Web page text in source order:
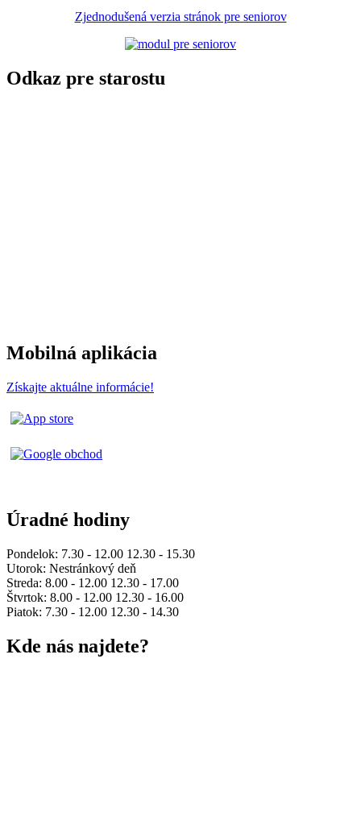
Zjednodušená verzia stránok pre seniorov
Odkaz pre starostu
Mobilná aplikácia
Získajte aktuálne informácie!
Úradné hodiny
Pondelok: 7.30 - 12.00 12.30 - 15.30
Utorok: Nestránkový deň
Streda: 8.00 - 12.00 12.30 - 17.00
Štvrtok: 8.00 - 12.00 12.30 - 16.00
Piatok: 7.30 - 12.00 12.30 - 14.30
Kde nás najdete?